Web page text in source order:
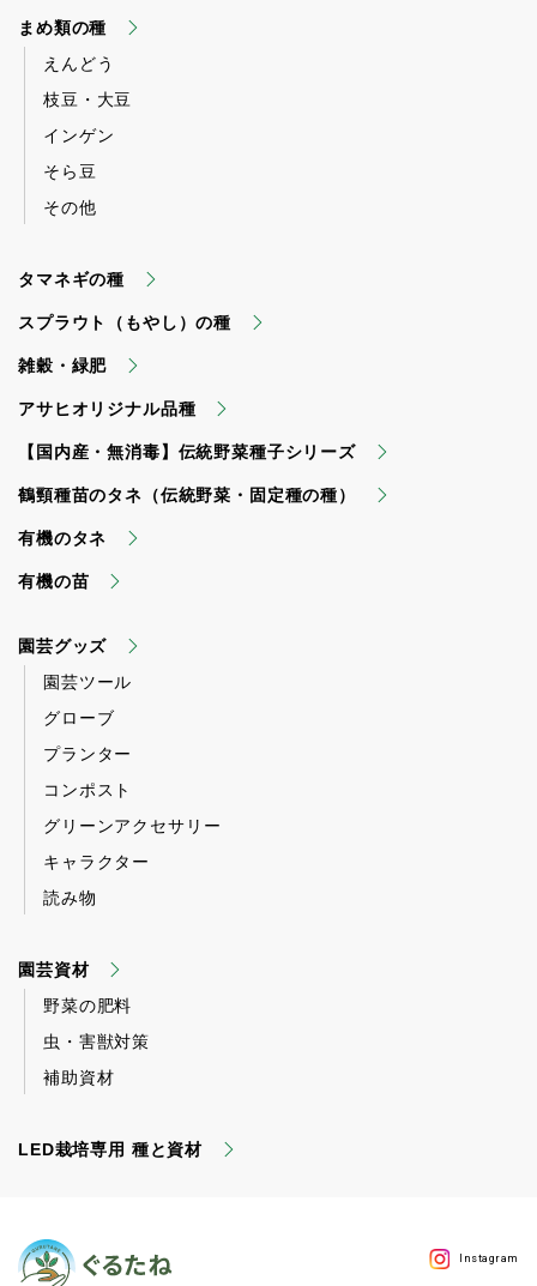
まめ類の種
えんどう
枝豆・大豆
インゲン
そら豆
その他
タマネギの種
スプラウト（もやし）の種
雑穀・緑肥
アサヒオリジナル品種
【国内産・無消毒】伝統野菜種子シリーズ
鶴頸種苗のタネ（伝統野菜・固定種の種）
有機のタネ
有機の苗
園芸グッズ
園芸ツール
グローブ
プランター
コンポスト
グリーンアクセサリー
キャラクター
読み物
園芸資材
野菜の肥料
虫・害獣対策
補助資材
LED栽培専用 種と資材
Instagram